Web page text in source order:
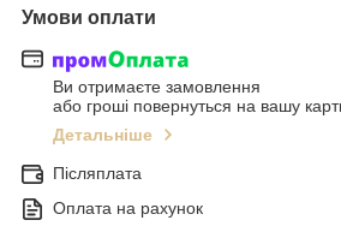
Умови оплати
Ви отримаєте замовлення
або гроші повернуться на вашу
Детальніше
Післяплата
Оплата на рахунок